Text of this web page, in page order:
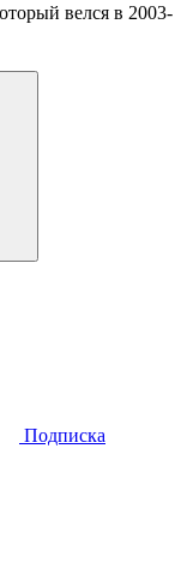
велся в 2003-
Подписка